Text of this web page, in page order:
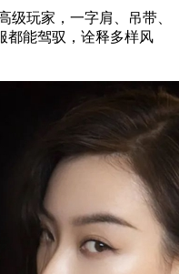
玩家，一字肩、吊带、
都能驾驭，诠释多样风